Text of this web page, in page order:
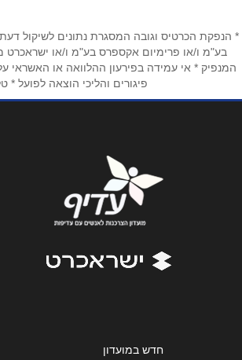
אימייל *
* הנפקת הכרטיס וגובה המסגרת נתונים לשיקול
בע"מ ו/או פרימיום אקספרס בע"מ ו/או ישראכרט
המנפיק * אי עמידה בפירעון ההלוואה או האשראי
פיגורים והליכי הוצאה לפועל *
חדש במועדון